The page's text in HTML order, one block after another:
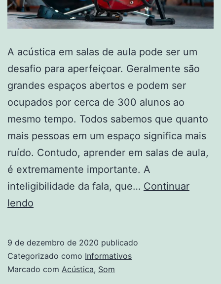
A acústica em salas de aula pode ser um
desafio para aperfeiçoar. Geralmente são
grandes espaços abertos e podem ser
ocupados por cerca de 300 alunos ao
mesmo tempo. Todos sabemos que quanto
mais pessoas em um espaço significa mais
ruído. Contudo, aprender em salas de aula,
é extremamente importante. A
inteligibilidade da fala, que… Continuar
lendo
de
Aula
9 de dezembro de 2020 publicado
Categorizado como Informativos
Marcado com Acústica, Som